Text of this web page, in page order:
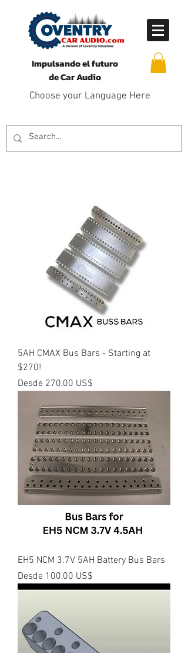
Impulsando el futuro
de Car Audio
Choose your Language Here
5AH CMAX Bus Bars - Starting at
$270!
Desde 270,00 US$
Precio de oferta
EH5 NCM 3.7V 5AH Battery Bus Bars
Desde 100,00 US$
Precio de oferta